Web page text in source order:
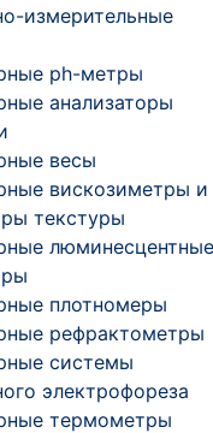
измерительные
ph-метры
анализаторы
весы
вискозиметры и
текстуры
люминесцентные
плотномеры
рефрактометры
системы
электрофореза
термометры